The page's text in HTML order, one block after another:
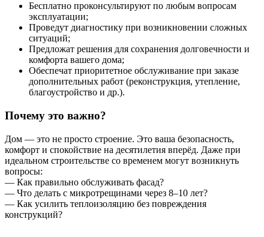
Бесплатно проконсультируют по любым вопросам
эксплуатации;
Проведут диагностику при возникновении сложных
ситуаций;
Предложат решения для сохранения долговечности и
комфорта вашего дома;
Обеспечат приоритетное обслуживание при заказе
дополнительных работ (реконструкция, утепление,
благоустройство и др.).
Почему это важно?
Дом — это не просто строение. Это ваша безопасность,
комфорт и спокойствие на десятилетия вперёд. Даже при
идеальном строительстве со временем могут возникнуть
вопросы:
— Как правильно обслуживать фасад?
— Что делать с микротрещинами через 8–10 лет?
— Как усилить теплоизоляцию без повреждения
конструкций?